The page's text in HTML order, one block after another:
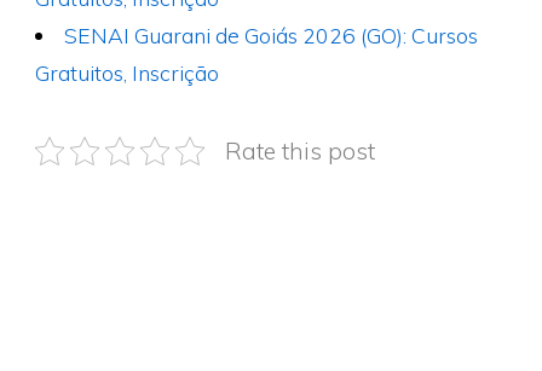
SENAI Guarani de Goiás 2026 (GO): Cursos
Gratuitos, Inscrição
Rate this post